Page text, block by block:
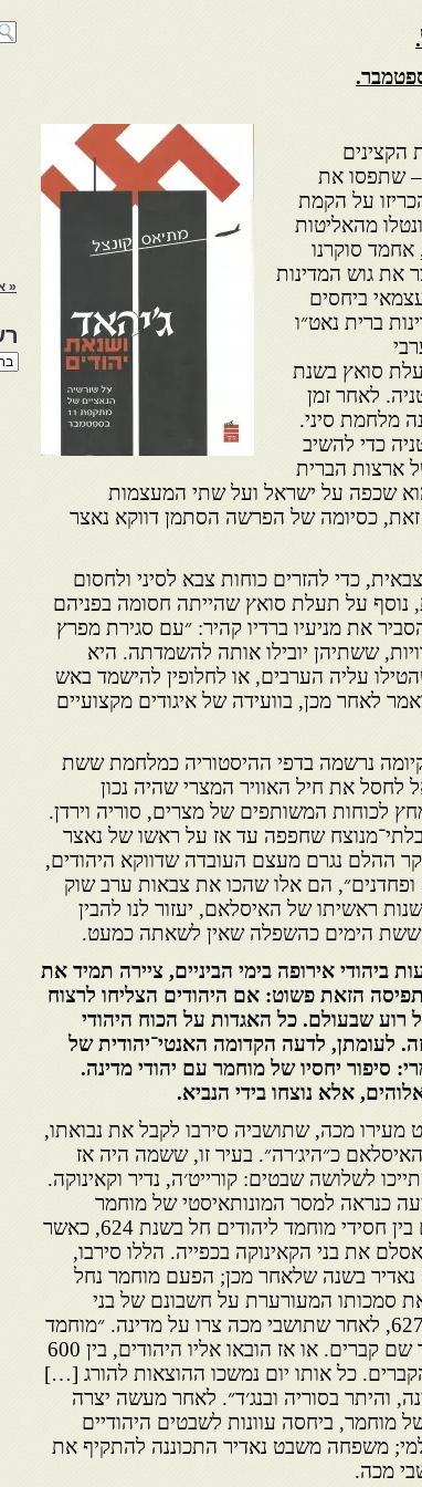
אלה – שתפסו את
על הקמת
מהאליטות
אחמד סוקרנו
את גוש המדינות
ביחסים
ברית נאט״ו
סואץ בשנת
לאחר זמן
מלחמת סיני.
כדי להשיב
ארצות הברית
שכפה על ישראל ועל שתי המעצמות
זאת, כסיומה של הפרשה הסתמן דווקא נאצר
וצבאית, כדי להזרים כוחות צבא לסיני ולחסום
נוסף על תעלת סואץ שהייתה חסומה בפניהם
20 במאי הוא הסביר את מניעיו ברדיו קהיר: ״עם סגירת מפרץ
ששתיהן יובילו אותה להשמדתה. היא
עליה הערבים, או לחלופין להישמד באש
לאחר מכן, בוועידה של איגודים מקצועיים
נרשמה בדפי ההיסטוריה כמלחמת ששת
לחסל את חיל האוויר המצרי שהיה נכון
לכוחות המשותפים של מצרים, סוריה וירדן.
שחפפה עד אז על ראשו של נאצר
ההלם נגרם מעצם העובדה שדווקא היהודים,
ופחדנים״, הם אלו שהכו את צבאות ערב שוק
ראשיתו של האיסלאם, יעזור לנו להבין
ששת הימים כהשפלה שאין לשאתה כמעט.
ביהודי אירופה בימי הביניים, ציירה תמיד את
הזאת פשוט: אם היהודים הצליחו לרצוח
רוע שבעולם. כל האגדות על הכוח היהודי
לעומתן, לדעה הקדומה האנטי־יהודית של
סיפור יחסיו של מוחמר עם יהודי מדינה.
אלא נוצחו בידי הנביא.
מעירו מכה, שתושביה סירבו לקבל את נבואתו,
כ״היג׳רה״. בעיר זו, ששמה היה אז
לשלושה שבטים: קורייט׳ה, נדיר וקאינוקה.
כנראה למסר המונותאיסטי של מוחמר
למצוא בעיר אוזן קשבת. המפנה ביחסים בין חסידי מוחמד ליהודים חל בשנת 624, כאשר
את בני הקאינוקה בכפייה. הללו סירבו,
נאדיר בשנה שלאחר מכן; הפעם מוחמר נחל
סמכותו המעורערת על חשבונם של בני
נאדיר. בני קורייט׳ה הוצאו להורג בשנת 627, לאחר שתושבי מכה צרו על מדינה. ״מוחמד
יצא אל כיכר השוק במדינה וציווה לחפור שם קברים. או אז הובאו אליו היהודים, בין 600
הקברים. כל אותו יום נמשכו ההוצאות להורג […]
והיתר בסוריה ובנג׳ד״. לאחר מעשה יצרה
מוחמר, ביחסה עוונות לשבטים היהודיים
משפחה משבט נאדיר התכוננה להתקיף את
מכה.
«